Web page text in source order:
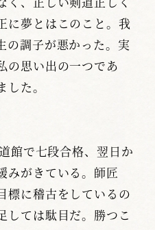
に夢とはこのこと。我
の調子が悪かった。実
の思い出の一つであ
た。
館で七段合格、翌日か
みがきている。師匠
標に稽古をしているの
しては駄目だ。勝つこ